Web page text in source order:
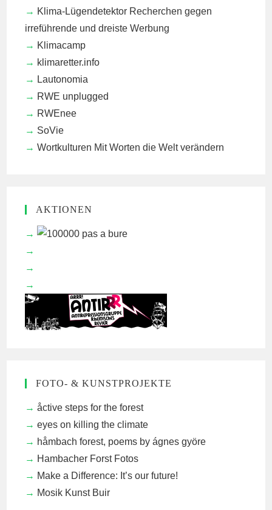
Klima-Lügendetektor Recherchen gegen
irreführende und dreiste Werbung
Klimacamp
klimaretter.info
Lautonomia
RWE unplugged
RWEnee
SoVie
Wortkulturen Mit Worten die Welt verändern
AKTIONEN
FOTO- & KUNSTPROJEKTE
åctive steps for the forest
eyes on killing the climate
håmbach forest, poems by ágnes györe
Hambacher Forst Fotos
Make a Difference: It’s our future!
Mosik Kunst Buir